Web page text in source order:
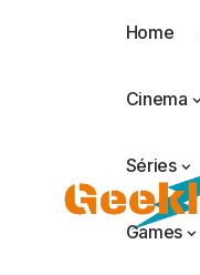
Home
Cinema
Séries
Games